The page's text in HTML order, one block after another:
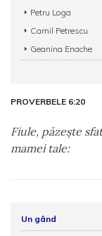
Petru Loga
Camil Petrescu
Geanina Enache
PROVERBELE 6:20
Fiule, păzeşte
mamei tale:
Un gând